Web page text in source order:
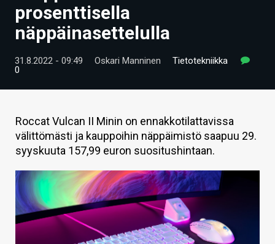
ARTIKKELIT
VIDEOT
TECHBBS
KAUPPA
HAKU
prosenttisella
näppäinasettelulla
31.8.2022 - 09:49 Oskari Manninen
Tietotekniikka
0
Roccat Vulcan II Minin on ennakkotilattavissa
välittömästi ja kauppoihin näppäimistö saapuu 29.
syyskuuta 157,99 euron suositushintaan.